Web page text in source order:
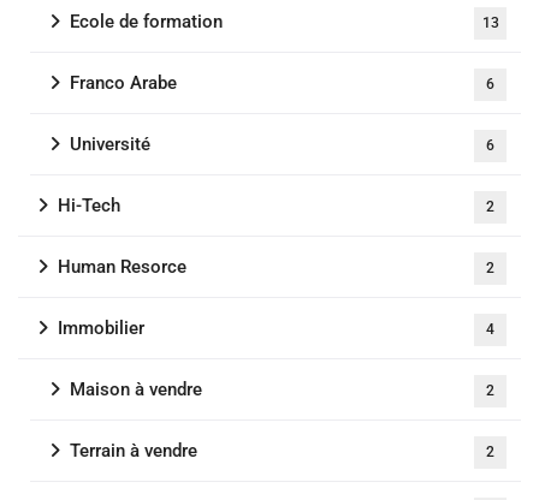
Ecole de formation 13
Franco Arabe 6
Université 6
Hi-Tech 2
Human Resorce 2
Immobilier 4
Maison à vendre 2
Terrain à vendre 2